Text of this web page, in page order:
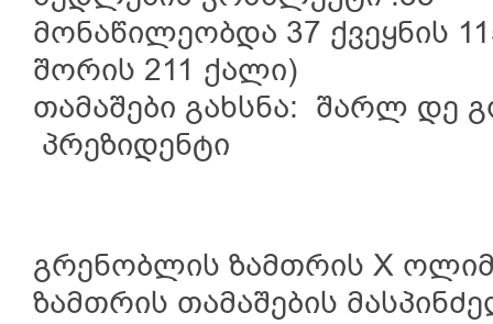
მონაწილეობდა 37 ქვეყნის
შორის 211 ქალი)
თამაშები გახსნა: შარლ დე
პრეზიდენტი
გრენობლის ზამთრის X
ზამთრის თამაშების